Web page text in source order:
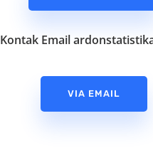
Kontak Email
VIA EMAIL